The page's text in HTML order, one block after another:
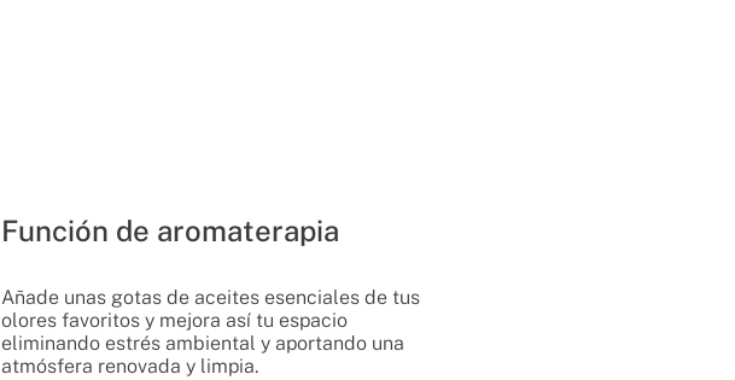
Función de aromaterapia
Añade unas gotas de aceites esenciales de tus
olores favoritos y mejora así tu espacio
eliminando estrés ambiental y aportando una
atmósfera renovada y limpia.